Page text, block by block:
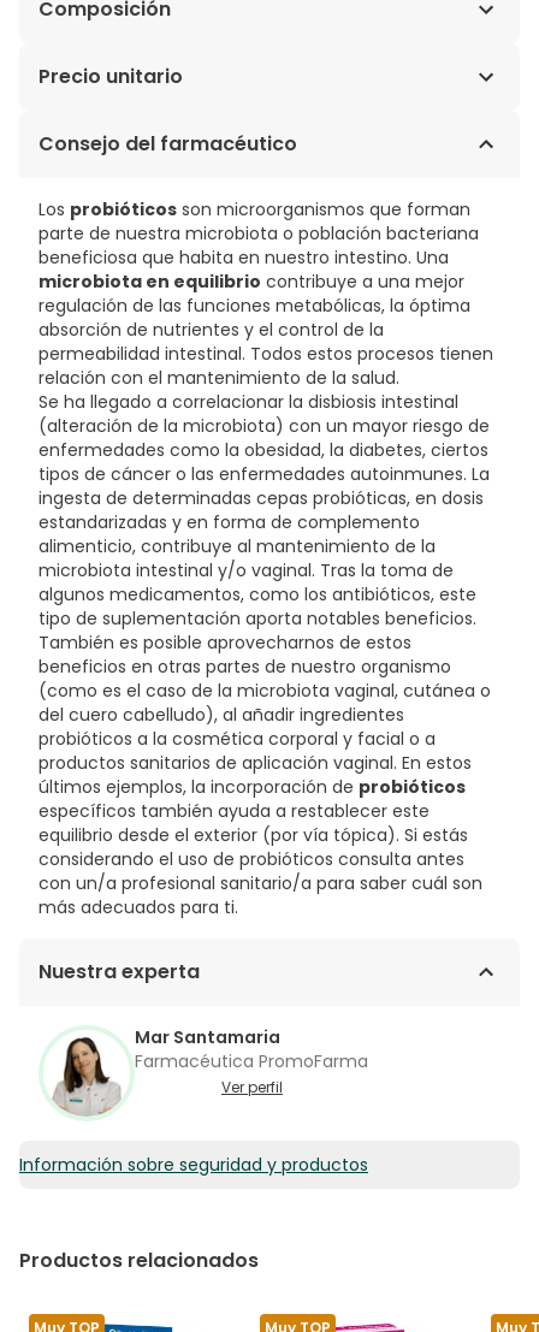
Composición
Almidón de maíz, cápsula de origen vegetal,
Precio unitario
0,57€ / Cápsulas
Consejo del farmacéutico
Los probióticos son microorganismos que forman
parte de nuestra microbiota o población bacteriana
beneficiosa que habita en nuestro intestino. Una
microbiota en equilibrio contribuye a una mejor
regulación de las funciones metabólicas, la óptima
absorción de nutrientes y el control de la
permeabilidad intestinal. Todos estos procesos tienen
relación con el mantenimiento de la salud.
Se ha llegado a correlacionar la disbiosis intestinal
(alteración de la microbiota) con un mayor riesgo de
enfermedades como la obesidad, la diabetes, ciertos
tipos de cáncer o las enfermedades autoinmunes. La
ingesta de determinadas cepas probióticas, en dosis
estandarizadas y en forma de complemento
alimenticio, contribuye al mantenimiento de la
microbiota intestinal y/o vaginal. Tras la toma de
algunos medicamentos, como los antibióticos, este
tipo de suplementación aporta notables beneficios.
También es posible aprovecharnos de estos
beneficios en otras partes de nuestro organismo
(como es el caso de la microbiota vaginal, cutánea o
del cuero cabelludo), al añadir ingredientes
probióticos a la cosmética corporal y facial o a
productos sanitarios de aplicación vaginal. En estos
últimos ejemplos, la incorporación de probióticos
específicos también ayuda a restablecer este
equilibrio desde el exterior (por vía tópica). Si estás
considerando el uso de probióticos consulta antes
con un/a profesional sanitario/a para saber cuál son
más adecuados para ti.
Nuestra experta
Mar Santamaria
Farmacéutica PromoFarma
Ver perfil
Información sobre seguridad y productos
Productos relacionados
Muy TOP Muy TOP Muy